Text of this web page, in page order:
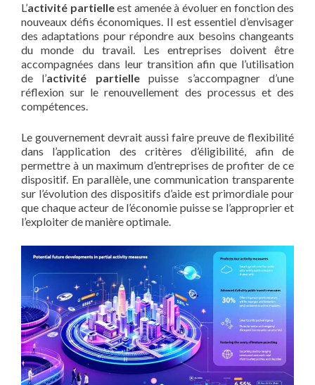
L’activité partielleest amenée à évoluer en fonction des
nouveaux défis économiques. Il est essentiel d’envisager
des adaptations pour répondre aux besoins changeants
du monde du travail. Les entreprises doivent être
accompagnées dans leur transition afin que l’utilisation
de l’activité partiellepuisse s’accompagner d’une
réflexion sur le renouvellement des processus et des
compétences.
Le gouvernement devrait aussi faire preuve de flexibilité
dans l’application des critères d’éligibilité, afin de
permettre à un maximum d’entreprises de profiter de ce
dispositif. En parallèle, une communication transparente
sur l’évolution des dispositifs d’aide est primordiale pour
que chaque acteur de l’économie puisse se l’approprier et
l’exploiter de manière optimale.